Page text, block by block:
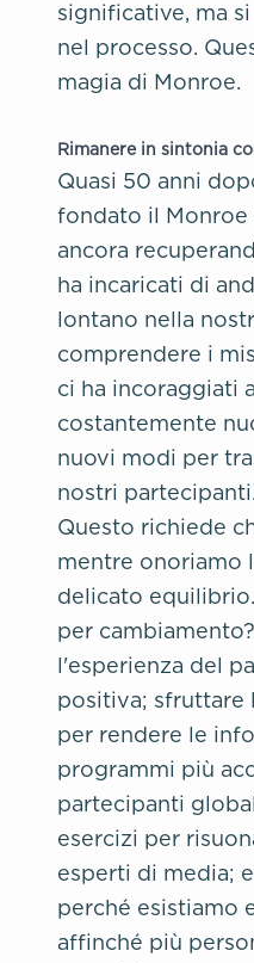
significative, ma
nel processo.
magia di Monroe.
Rimanere in sintonia
Quasi 50 anni
fondato il Monroe
ancora
ha incaricati di
lontano nella
comprendere i
ci ha incoraggiati
costantemente
nuovi modi per
nostri partecipanti.
Questo richiede
mentre onoriamo
delicato
per
l'esperienza del
positiva; sfruttare
per rendere le
programmi più
partecipanti
esercizi per
esperti di media;
perché esistiamo
affinché più